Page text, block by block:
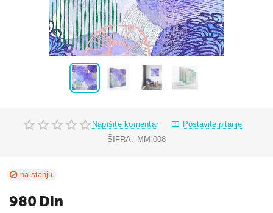
Napišite komentar
Postavite pitanje
ŠIFRA: MM-008
na stanju
980 Din